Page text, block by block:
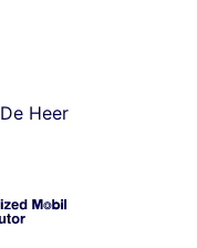
De Heer